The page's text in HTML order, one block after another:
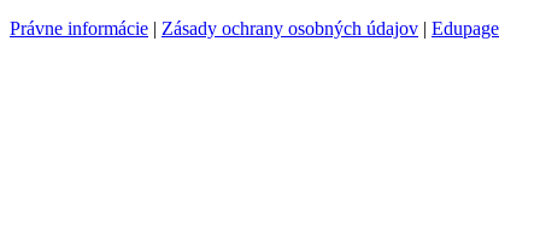
Právne informácie | Zásady ochrany osobných údajov | Edupage